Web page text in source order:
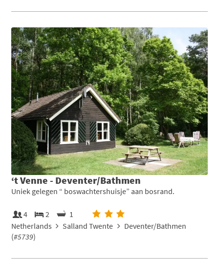
‘t Venne - Deventer/Bathmen
Uniek gelegen “ boswachtershuisje” aan bosrand.
4 2
1
Netherlands
Salland Twente
Deventer/Bathmen
(#5739)